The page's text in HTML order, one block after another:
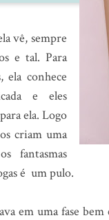
vê, sempre
e tal. Para
ela conhece
e eles
ela. Logo
criam uma
fantasmas
é um pulo.
em uma fase